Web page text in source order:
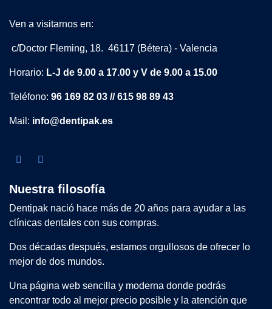
Ven a visitarnos en:
c/Doctor Fleming, 18. 46117 (Bétera) - Valencia
Horario: L-J de 9.00 a 17.00 y V de 9.00 a 15.00
Teléfono: 96 169 82 03 // 615 98 89 43
Mail: info@dentipak.es
Nuestra filosofía
Dentipak nació hace más de 20 años para ayudar a las
clínicas dentales con sus compras.
Dos décadas después, estamos orgullosos de ofrecer lo
mejor de dos mundos.
Una página web sencilla y moderna donde podrás
encontrar todo al mejor precio posible y la atención que